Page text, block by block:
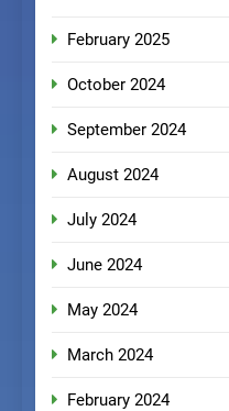
February 2025
October 2024
September 2024
August 2024
July 2024
June 2024
May 2024
March 2024
February 2024